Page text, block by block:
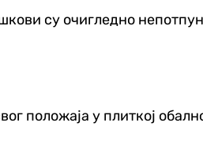
су очигледно
положаја у плиткој